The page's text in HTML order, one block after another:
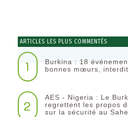
ARTICLES LES PLUS COMMENTÉS
1
Burkina : 18
bonnes mœurs,
2
AES - Nigeria : Le
regrettent les propos
sur la sécurité au